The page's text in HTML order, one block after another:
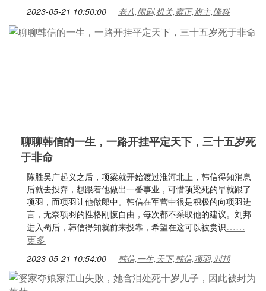
2023-05-21 10:50:00 老八,闹剧,机关,雍正,旗主,隆科
聊聊韩信的一生，一路开挂平定天下，三十五岁死
于非命
陈胜吴广起义之后，项梁就开始渡过淮河北上，韩信得知消息
后就去投奔，想跟着他做出一番事业，可惜项梁死的早就跟了
项羽，而项羽让他做郎中。韩信在军营中很是积极的向项羽进
言，无奈项羽的性格刚愎自由，每次都不采取他的建议。刘邦
进入蜀后，韩信得知就前来投靠，希望在这可以被赏识……
更多
2023-05-21 10:54:00 韩信,一生,天下,韩信,项羽,刘邦